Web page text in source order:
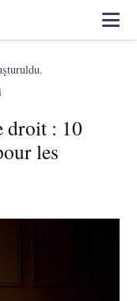
droit : 10
les